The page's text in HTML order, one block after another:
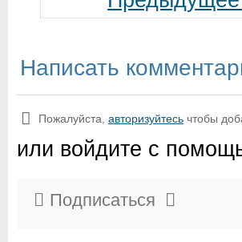
Написать
Пожалуйста, авторизуйтесь чтобы
или войдите с
Подписаться